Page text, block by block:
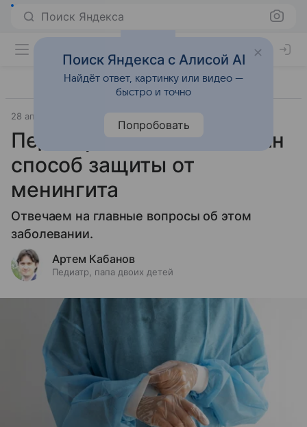
Поиск Яндекса
28 апреля 2026
Педиатр: есть только один
способ защиты от
менингита
Отвечаем на главные вопросы об этом
заболевании.
Артем Кабанов
Педиатр, папа двоих детей
Поиск Яндекса с Алисой AI
Найдёт ответ, картинку или видео —
быстро и точно
Попробовать